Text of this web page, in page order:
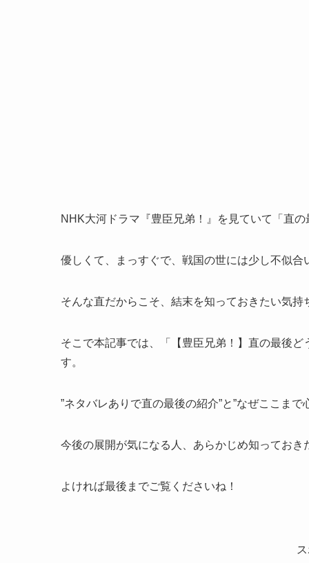
NHK大河ドラマ『豊臣兄弟！』を見ていて「直
優しくて、まっすぐで、戦国の世には少し不似
そんな直だからこそ、結末を知っておきたい気持
そこで本記事では、「【豊臣兄弟！】直の最後
す。
”ネタバレありで直の最後の紹介”と”なぜここま
今後の展開が気になる人、あらかじめ知っておき
よければ最後までご覧くださいね！